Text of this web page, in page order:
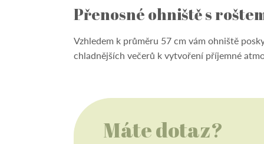
Přenosné ohniště s
Vzhledem k průměru 57 cm vám ohniště
chladnějších večerů k vytvoření příjemné
Máte dotaz?